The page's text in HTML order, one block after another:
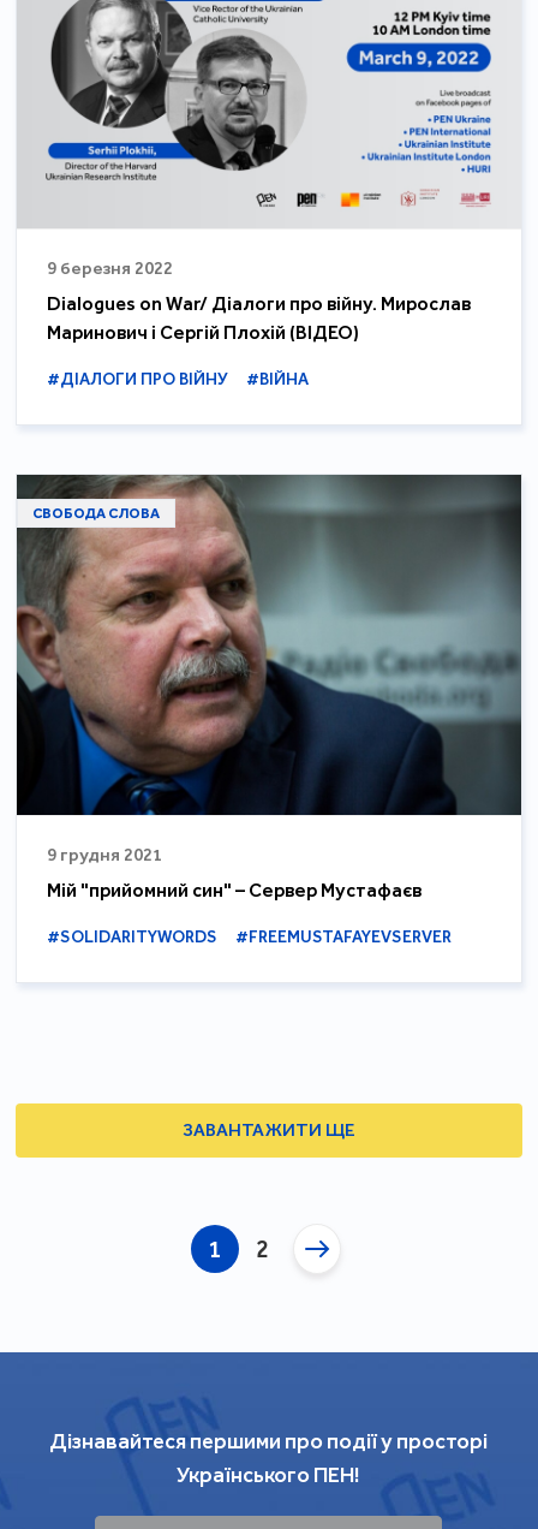
9 березня 2022
Dialogues on War/ Діалоги про війну. Мирослав
Маринович і Сергій Плохій (ВІДЕО)
#ДІАЛОГИ ПРО ВІЙНУ #ВІЙНА
СВОБОДА СЛОВА
9 грудня 2021
Мій "прийомний син" – Сервер Мустафаєв
#SOLIDARITYWORDS #FREEMUSTAFAYEVSERVER
ЗАВАНТАЖИТИ ЩЕ
1 2
Дізнавайтеся першими про події у просторі
Українського ПЕН!